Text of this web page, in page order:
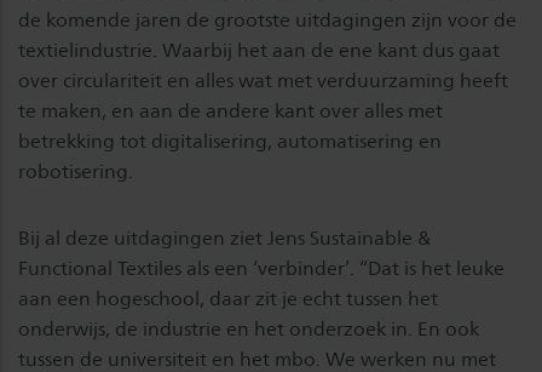
de komende jaren de grootste uitdagingen zijn voor de
textielindustrie. Waarbij het aan de ene kant dus gaat
over circulariteit en alles wat met verduurzaming heeft
te maken, en aan de andere kant over alles met
betrekking tot digitalisering, automatisering en
robotisering.
Bij al deze uitdagingen ziet Jens Sustainable &
Functional Textiles als een ‘verbinder’. “Dat is het leuke
aan een hogeschool, daar zit je echt tussen het
onderwijs, de industrie en het onderzoek in. En ook
tussen de universiteit en het mbo. We werken nu met